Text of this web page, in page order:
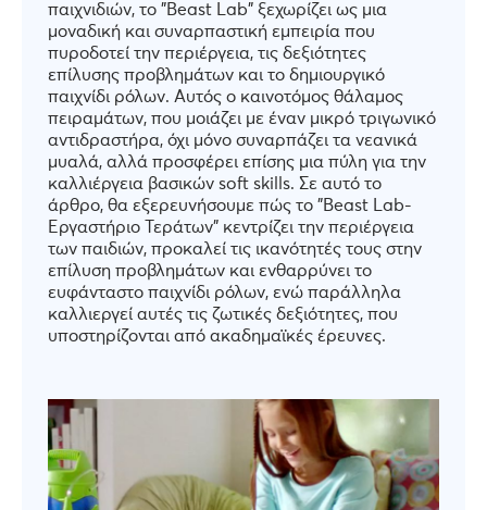
παιχνιδιών, το "Beast Lab" ξεχωρίζει ως μια
μοναδική και συναρπαστική εμπειρία που
πυροδοτεί την περιέργεια, τις δεξιότητες
επίλυσης προβλημάτων και το δημιουργικό
παιχνίδι ρόλων. Αυτός ο καινοτόμος θάλαμος
πειραμάτων, που μοιάζει με έναν μικρό τριγωνικό
αντιδραστήρα, όχι μόνο συναρπάζει τα νεανικά
μυαλά, αλλά προσφέρει επίσης μια πύλη για την
καλλιέργεια βασικών soft skills. Σε αυτό το
άρθρο, θα εξερευνήσουμε πώς το "Beast Lab-
Εργαστήριο Τεράτων" κεντρίζει την περιέργεια
των παιδιών, προκαλεί τις ικανότητές τους στην
επίλυση προβλημάτων και ενθαρρύνει το
ευφάνταστο παιχνίδι ρόλων, ενώ παράλληλα
καλλιεργεί αυτές τις ζωτικές δεξιότητες, που
υποστηρίζονται από ακαδημαϊκές έρευνες.